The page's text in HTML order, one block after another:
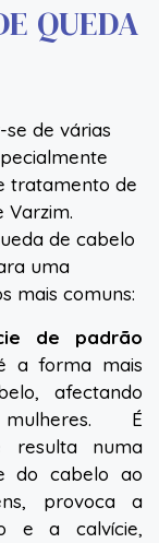
QUEDA
de várias
tratamento de
Varzim.
de cabelo
uma
mais comuns:
de padrão
a forma mais
afectando
É
resulta numa
do cabelo ao
provoca a
e a calvície,